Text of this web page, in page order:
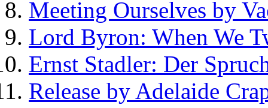
Meeting Ourselves by
Lord Byron: When We
Ernst Stadler: Der
Release by Adelaide